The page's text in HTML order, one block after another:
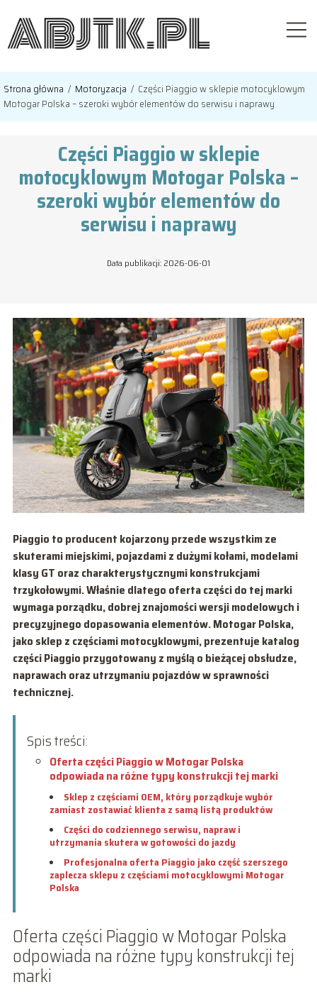
Strona główna / Motoryzacja / Części Piaggio w sklepie motocyklowym
Motogar Polska – szeroki wybór elementów do serwisu i naprawy
Części Piaggio w sklepie
motocyklowym Motogar Polska –
szeroki wybór elementów do
serwisu i naprawy
Data publikacji: 2026-06-01
Piaggio to producent kojarzony przede wszystkim ze
skuterami miejskimi, pojazdami z dużymi kołami, modelami
klasy GT oraz charakterystycznymi konstrukcjami
trzykołowymi. Właśnie dlatego oferta części do tej marki
wymaga porządku, dobrej znajomości wersji modelowych i
precyzyjnego dopasowania elementów. Motogar Polska,
jako sklep z częściami motocyklowymi, prezentuje katalog
części Piaggio przygotowany z myślą o bieżącej obsłudze,
naprawach oraz utrzymaniu pojazdów w sprawności
technicznej.
Spis treści:
Oferta części Piaggio w Motogar Polska
odpowiada na różne typy konstrukcji tej marki
Sklep z częściami OEM, który porządkuje wybór
zamiast zostawiać klienta z samą listą produktów
Części do codziennego serwisu, napraw i
utrzymania skutera w gotowości do jazdy
Profesjonalna oferta Piaggio jako część szerszego
zaplecza sklepu z częściami motocyklowymi Motogar
Polska
Oferta części Piaggio w Motogar Polska
odpowiada na różne typy konstrukcji tej
marki